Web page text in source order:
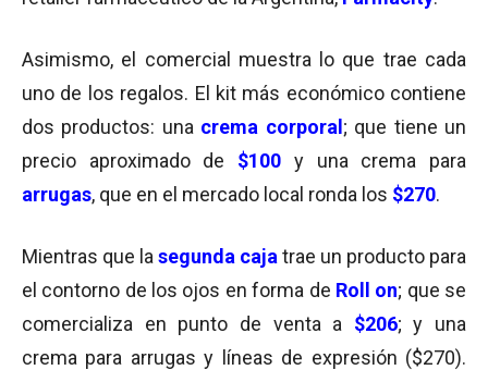
Asimismo, el comercial muestra lo que trae cada
uno de los regalos. El kit más económico contiene
dos productos: una crema corporal ; que tiene un
precio aproximado de $100 y una crema para
arrugas, que en el mercado local ronda los $270.
Mientras que la segunda caja trae un producto para
el contorno de los ojos en forma de Roll on; que se
comercializa en punto de venta a $206; y una
crema para arrugas y líneas de expresión ($270).